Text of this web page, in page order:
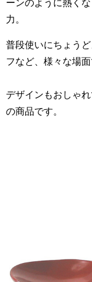
ーンのように熱く
力。
普段使いにちょう
フなど、様々な場
デザインもおしゃ
の商品です。